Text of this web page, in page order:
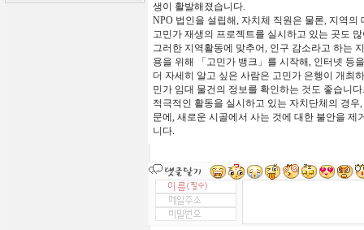
생이
활발해졌습니다.
NPO 법인을 설립해, 자치체 직원은 물론, 지역의
고민가 재생의 프로젝트를 실시하고 있는 곳도
그러한 지역 활동에 맞추어, 인구 감소라고 하는
용을 위해 「 고민가 뱅크 」 를 시작해, 인터넷 등을
더 자세히 알고 싶은 사람은 고민가 은행이 개최
민가 임대 물건의 정보를 확인하는 것도 좋습니다.
적극적인 활동을 실시하고 있는 자치단체의 경우,
문에 , 새로운 시골에서 사는 것에 대한 불안을 제
니다.